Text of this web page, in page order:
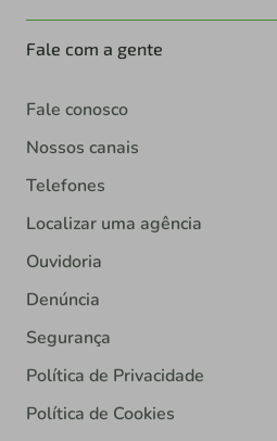
Fale com a gente
Fale conosco
Nossos canais
Telefones
Localizar uma agência
Ouvidoria
Denúncia
Segurança
Política de Privacidade
Política de Cookies